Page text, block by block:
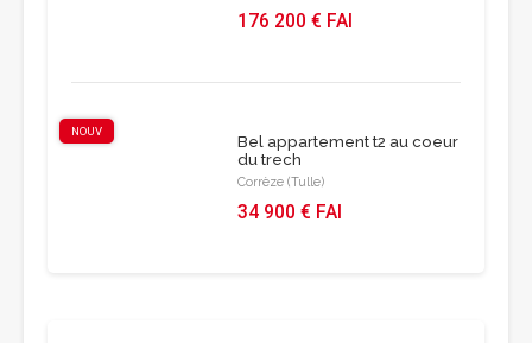
176 200 € FAI
NOUV
Bel appartement t2 au coeur
du trech
Corrèze (Tulle)
34 900 € FAI